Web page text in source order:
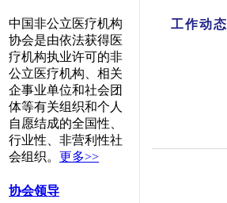
中国非公立医疗机构
协会是由依法获得医
疗机构执业许可的非
公立医疗机构、相关
企事业单位和社会团
体等有关组织和个人
自愿结成的全国性、
行业性、非营利性社
会组织。 更多>>
协会领导
工作动态